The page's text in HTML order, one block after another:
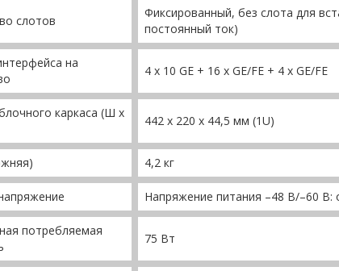
слотов
Фиксированный, без слота для
постоянный ток)
на
4 x 10 GE + 16 x GE/FE + 4 x GE/FE
каркаса (Ш x
442 x 220 x 44,5 мм (1U)
4,2 кг
Напряжение питания –48 В/–60 В:
потребляемая
75 Вт